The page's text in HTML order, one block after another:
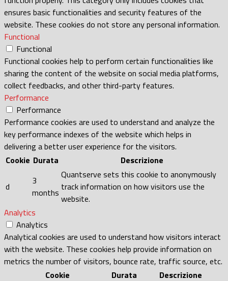
ensures basic functionalities and security features of the
website. These cookies do not store any personal information.
Functional
Functional
Functional cookies help to perform certain functionalities like
sharing the content of the website on social media platforms,
collect feedbacks, and other third-party features.
Performance
Performance
Performance cookies are used to understand and analyze the
key performance indexes of the website which helps in
delivering a better user experience for the visitors.
Cookie Durata Descrizione
d
3
months
Quantserve sets this cookie to anonymously
track information on how visitors use the
website.
Analytics
Analytics
Analytical cookies are used to understand how visitors interact
with the website. These cookies help provide information on
metrics the number of visitors, bounce rate, traffic source, etc.
Cookie
Durata Descrizione